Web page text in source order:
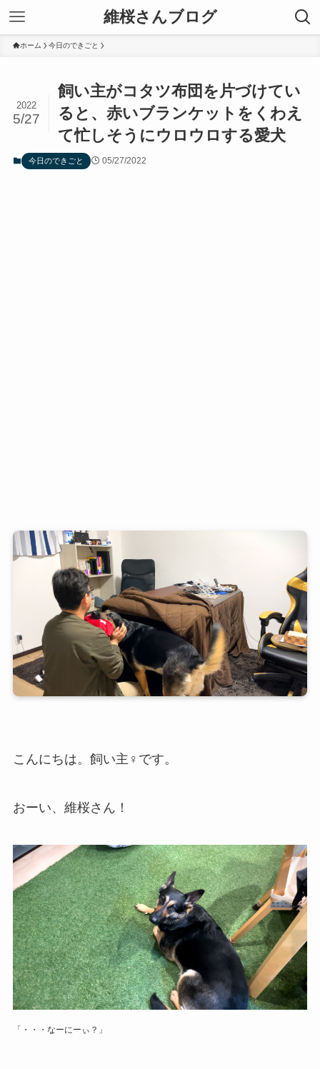
維桜さんブログ
ホーム 今日のできごと
飼い主がコタツ布団を片づけてい
ると、赤いブランケットをくわえ
て忙しそうにウロウロする愛犬
2022
5/27
今日のできごと 05/27/2022
こんにちは。飼い主♀です。
おーい、維桜さん！
「・・・なーにーぃ？」